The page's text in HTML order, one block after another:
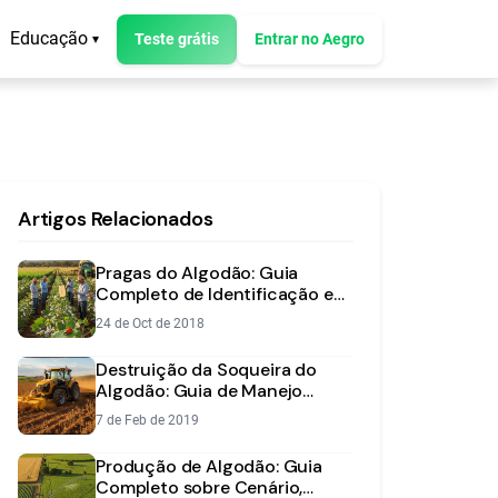
Educação ▾ Teste grátis Entrar no Aegro
Artigos Relacionados
Pragas do Algodão: Guia
Completo de Identificação e
Manejo Integrado
24 de Oct de 2018
Destruição da Soqueira do
Algodão: Guia de Manejo
Químico e Mecânico
7 de Feb de 2019
Produção de Algodão: Guia
Completo sobre Cenário,